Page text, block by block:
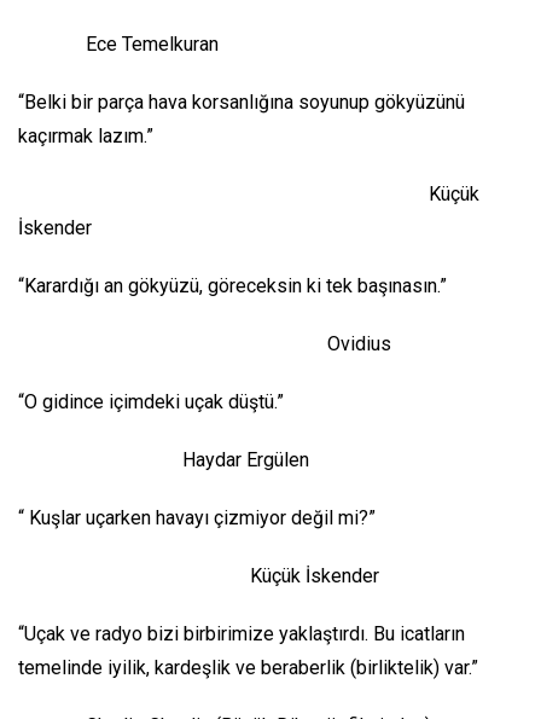
Ece Temelkuran
“Belki bir parça hava korsanlığına soyunup gökyüzünü
kaçırmak lazım.”
Küçük
İskender
“Karardığı an gökyüzü, göreceksin ki tek başınasın.”
Ovidius
“O gidince içimdeki uçak düştü.”
Haydar Ergülen
“ Kuşlar uçarken havayı çizmiyor değil mi?”
Küçük İskender
“Uçak ve radyo bizi birbirimize yaklaştırdı. Bu icatların
temelinde iyilik, kardeşlik ve beraberlik (birliktelik) var.”